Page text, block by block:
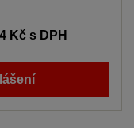
Kčs DPH